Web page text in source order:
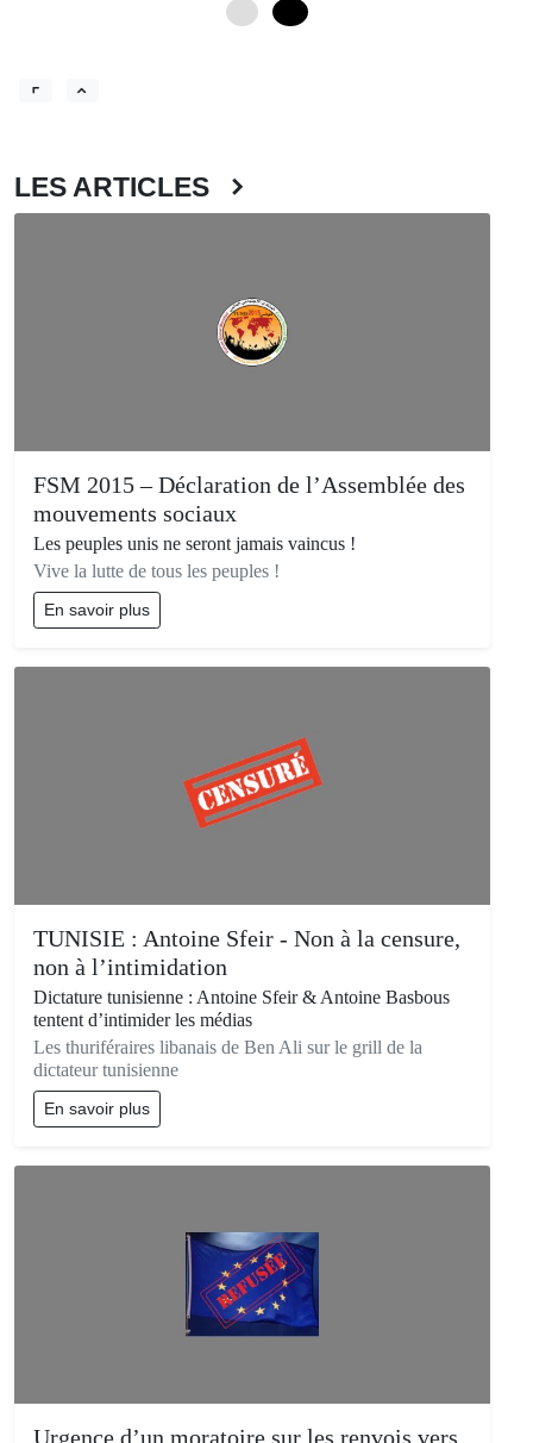
LES ARTICLES
FSM 2015 – Déclaration de l’Assemblée des
mouvements sociaux
Les peuples unis ne seront jamais vaincus !
Vive la lutte de tous les peuples !
En savoir plus
TUNISIE : Antoine Sfeir - Non à la censure,
non à l’intimidation
Dictature tunisienne : Antoine Sfeir & Antoine Basbous
tentent d’intimider les médias
Les thuriféraires libanais de Ben Ali sur le grill de la
dictateur tunisienne
En savoir plus
Urgence d’un moratoire sur les renvois vers